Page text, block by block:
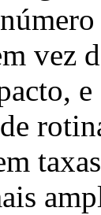
vez
e